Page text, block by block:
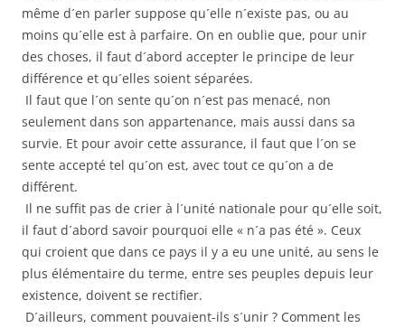
même d´en parler suppose qu´elle n´existe pas, ou au
moins qu´elle est à parfaire. On en oublie que, pour unir
des choses, il faut d´abord accepter le principe de leur
différence et qu´elles soient séparées.
Il faut que l´on sente qu´on n´est pas menacé, non
seulement dans son appartenance, mais aussi dans sa
survie. Et pour avoir cette assurance, il faut que l´on se
sente accepté tel qu´on est, avec tout ce qu´on a de
différent.
Il ne suffit pas de crier à l´unité nationale pour qu´elle soit,
il faut d´abord savoir pourquoi elle « n´a pas été ». Ceux
qui croient que dans ce pays il y a eu une unité, au sens le
plus élémentaire du terme, entre ses peuples depuis leur
existence, doivent se rectifier.
D´ailleurs, comment pouvaient-ils s´unir ? Comment les